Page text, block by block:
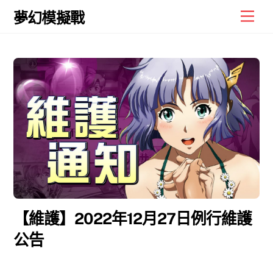
Skip
夢幻模擬戰
【維護】2022年12月27日例行維護
公告